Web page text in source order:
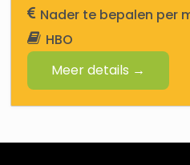
Nader te bepalen
HBO
Meer details